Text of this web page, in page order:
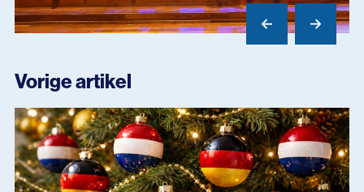
Vorige artikel